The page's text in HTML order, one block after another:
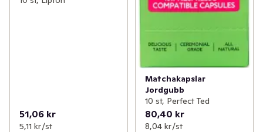
51,06 kr
5,11 kr /st
Matchakapslar
Jordgubb
10 st, Perfect Ted
80,40 kr
8,04 kr /st